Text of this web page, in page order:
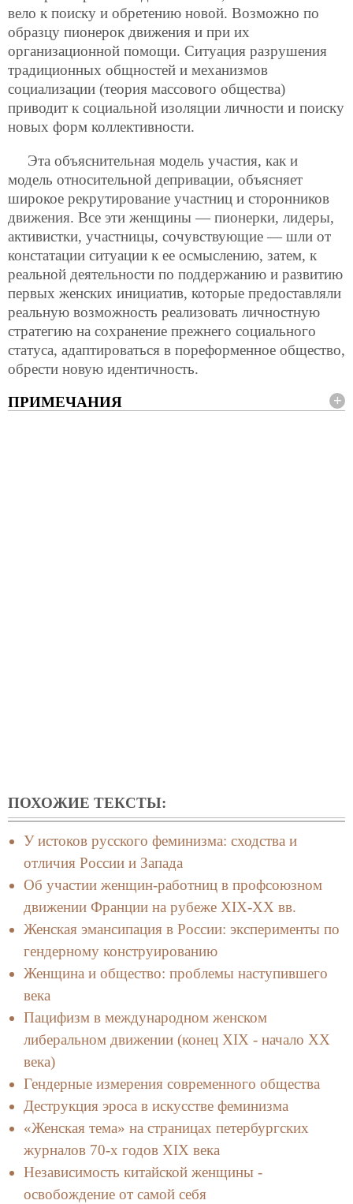
вело к поиску и обретению новой. Возможно по
образцу пионерок движения и при их
организационной помощи. Ситуация разрушения
традиционных общностей и механизмов
социализации (теория массового общества)
приводит к социальной изоляции личности и поиску
новых форм коллективности.
Эта объяснительная модель участия, как и
модель относительной депривации, объясняет
широкое рекрутирование участниц и сторонников
движения. Все эти женщины — пионерки, лидеры,
активистки, участницы, сочувствующие — шли от
констатации ситуации к ее осмыслению, затем, к
реальной деятельности по поддержанию и развитию
первых женских инициатив, которые предоставляли
реальную возможность реализовать личностную
стратегию на сохранение прежнего социального
статуса, адаптироваться в пореформенное общество,
обрести новую идентичность.
ПРИМЕЧАНИЯ
ПОХОЖИЕ ТЕКСТЫ:
У истоков русского феминизма: сходства и
отличия России и Запада
Об участии женщин-работниц в профсоюзном
движении Франции на рубеже XIX-XX вв.
Женская эмансипация в России: эксперименты по
гендерному конструированию
Женщина и общество: проблемы наступившего
века
Пацифизм в международном женском
либеральном движении (конец XIX - начало XX
века)
Гендерные измерения современного общества
Деструкция эроса в искусстве феминизма
«Женская тема» на страницах петербургских
журналов 70-х годов XIX века
Независимость китайской женщины -
освобождение от самой себя